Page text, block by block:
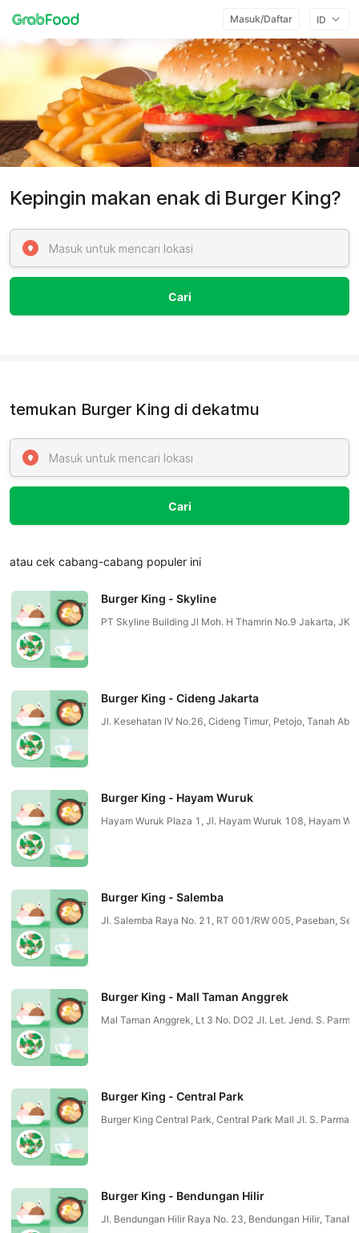
Masuk/Daftar ID
Kepingin makan enak di Burger King?
Cari
temukan Burger King di dekatmu
Cari
atau cek cabang-cabang populer ini
Burger King - Skyline
PT Skyline Building Jl Moh. H Thamrin No.9 Jakarta,
Burger King - Cideng Jakarta
Jl. Kesehatan IV No.26, Cideng Timur, Petojo, Tanah
Burger King - Hayam Wuruk
Hayam Wuruk Plaza 1, Jl. Hayam Wuruk 108, Hayam
Burger King - Salemba
Jl. Salemba Raya No. 21, RT 001/RW 005, Paseban,
Burger King - Mall Taman Anggrek
Mal Taman Anggrek, Lt 3 No. DO2 Jl. Let. Jend. S.
Burger King - Central Park
Burger King Central Park, Central Park Mall Jl. S.
Burger King - Bendungan Hilir
Jl. Bendungan Hilir Raya No. 23, Bendungan Hilir,